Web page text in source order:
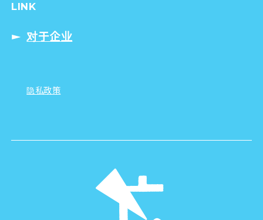
LINK
对于企业
隐私政策